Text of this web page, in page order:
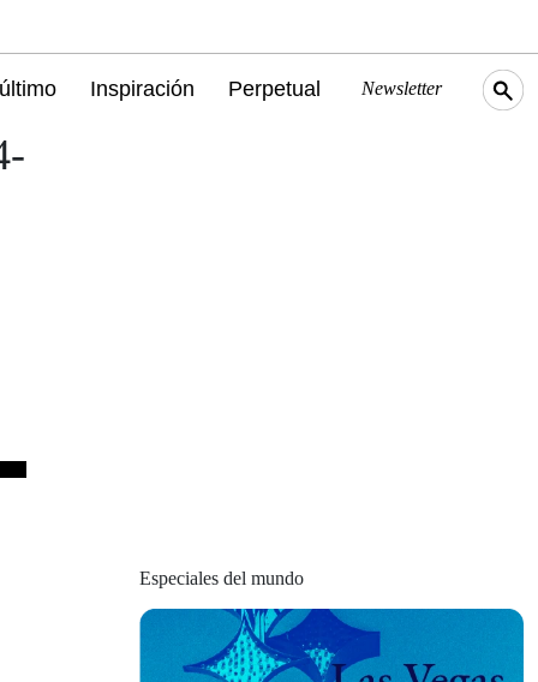
Inspiración Perpetual Newsletter
Especiales del mundo